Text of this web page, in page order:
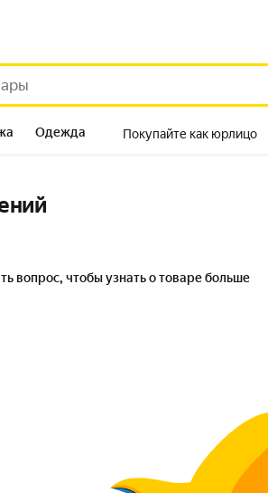
Одежда Покупайте как юрлицо
вопрос, чтобы узнать о товаре больше